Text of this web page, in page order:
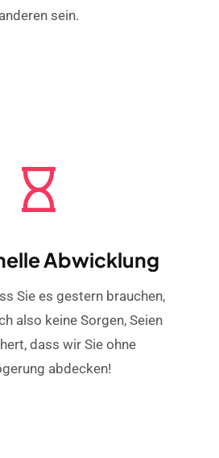
anderen sein.
Abwicklung
Sie es gestern brauchen,
also keine Sorgen, Seien
dass wir Sie ohne
abdecken!